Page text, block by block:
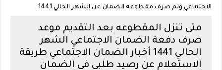
الاجتماعي وتم صرف مقطوعة الضمان عن الشهر الحالي 1441 .
متى تنزل المقطوعه بعد التقديم موعد
صرف دفعة الضمان الاجتماعي الشهر
الحالي 1441 أخبار الضمان الاجتماعي طريقة
الاستعلام عن رصيد طلبي في الضمان